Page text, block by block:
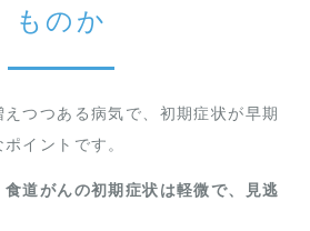
ものか
つつある病気で、初期症状が早期
イントです。
食道がんの初期症状は軽微で、見逃